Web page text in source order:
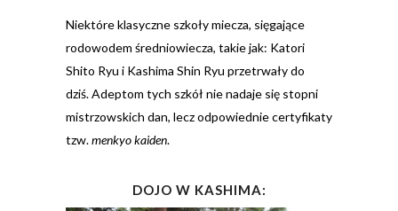
Niektóre klasyczne szkoły miecza, sięgające
rodowodem średniowiecza, takie jak: Katori
Shito Ryu i Kashima Shin Ryu przetrwały do
dziś. Adeptom tych szkół nie nadaje się stopni
mistrzowskich dan, lecz odpowiednie certyfikaty
tzw.menkyo kaiden.
DOJO W KASHIMA: